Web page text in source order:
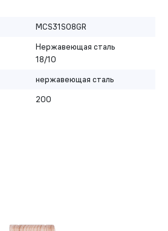
MCS31S08GR
Нержавеющая сталь
18/10
нержавеющая сталь
200